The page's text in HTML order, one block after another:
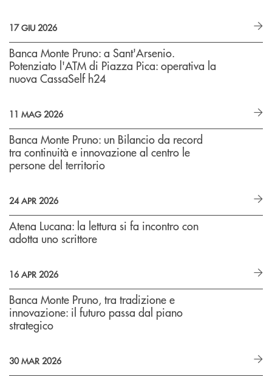
17 GIU 2026
Banca Monte Pruno: a Sant'Arsenio.
Potenziato l'ATM di Piazza Pica: operativa la
nuova CassaSelf h24
11 MAG 2026
Banca Monte Pruno: un Bilancio da record
tra continuità e innovazione al centro le
persone del territorio
24 APR 2026
Atena Lucana: la lettura si fa incontro con
adotta uno scrittore
16 APR 2026
Banca Monte Pruno, tra tradizione e
innovazione: il futuro passa dal piano
strategico
30 MAR 2026